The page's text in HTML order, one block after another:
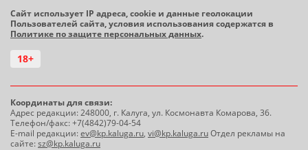
Сайт использует IP адреса, cookie и данные геолокации
Пользователей сайта, условия использования содержатся в
Политике по защите персональных данных.
18+
Координаты для связи:
Адрес редакции: 248000, г. Калуга, ул. Космонавта Комарова, 36.
Телефон/факс: +7(4842)79-04-54
E-mail редакции:ev@kp.kaluga.ru, vi@kp.kaluga.ruОтдел рекламы на
сайте:sz@kp.kaluga.ru